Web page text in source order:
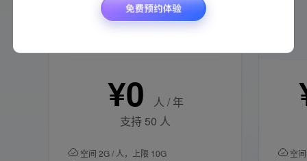
体验版
¥0
人 / 年
支持 50 人
空间 2G / 人，上限 10G
空